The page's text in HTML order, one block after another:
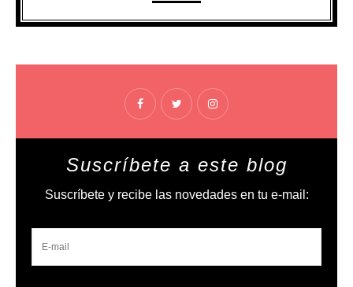
Suscríbete a este blog
Suscríbete y recibe las novedades en tu e-mail: